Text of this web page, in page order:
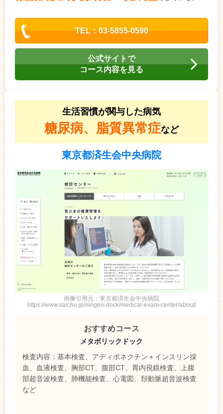
TEL：03-5855-0590
公式サイトで
コース内容を見る
生活習慣が関与した病気
糖尿病、脂質異常症など
東京都済生会中央病院
画像引用元：東京都済生会中央病院
https://www.saichu.jp/ningen-dock/medical-exam-center/about/
おすすめコース
メタボリックドック
検査内容：基本検査、アディポネクチン＋インスリン採
血、血液検査、胸部CT、腹部CT、胃内視鏡検査、上腹
部超音波検査、肺機能検査、心電図、頚動脈超音波検査
など